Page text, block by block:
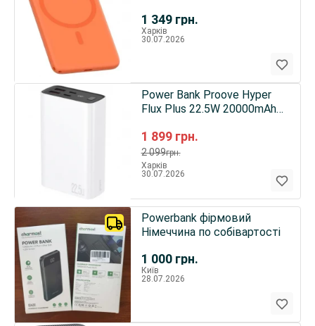
1 349 грн.
Харків
30.07.2026
1 899 грн.
2 099грн.
Power Bank Proove Hyper
Flux Plus 22.5W 20000mAh
Харків
30.07.2026
1 000 грн.
Powerbank фірмовий
Німеччина по собівартості
Київ
28.07.2026